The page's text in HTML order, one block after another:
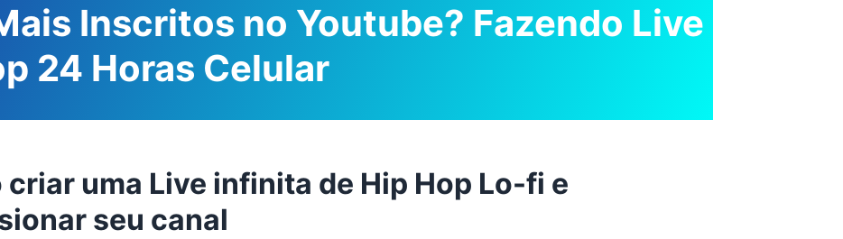
Inscritos no Youtube? Fazendo Live
24 Horas Celular
criar uma Live infinita de Hip Hop Lo-fi e
seu canal